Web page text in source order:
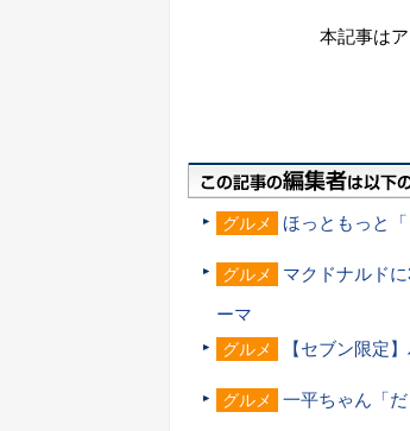
本記事は
グルメ ほっともっと
グルメ マクドナルド
ーマ
グルメ 【セブン限定
グルメ 一平ちゃん「